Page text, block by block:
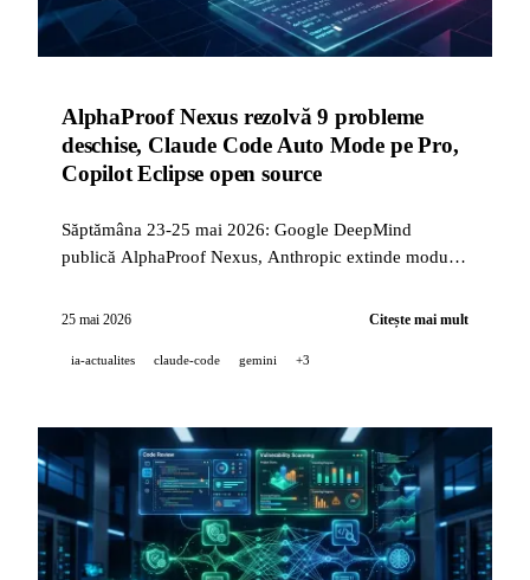
AlphaProof Nexus rezolvă 9 probleme
deschise, Claude Code Auto Mode pe Pro,
Copilot Eclipse open source
Săptămâna 23-25 mai 2026: Google DeepMind
publică AlphaProof Nexus, Anthropic extinde modul
GitHub open source Copilot pentru Eclipse, iar
25 mai 2026 Citește mai mult
ia-actualites claude-code gemini +3